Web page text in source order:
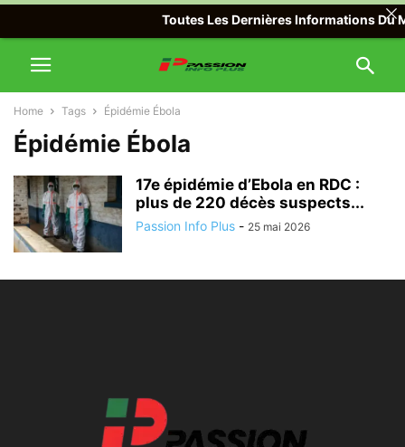
Home Tags Épidémie Ébola
Épidémie Ébola
17e épidémie d’Ebola en RDC :
plus de 220 décès suspects...
Passion Info Plus - 25 mai 2026
Toutes Les Dernières Informations Du